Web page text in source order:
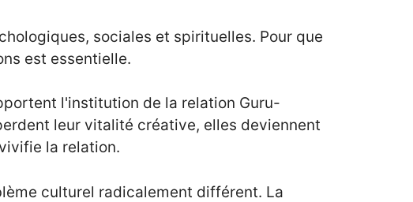
sociales et spirituelles. Pour que
est essentielle.
l'institution de la relation Guru-
leur vitalité créative, elles deviennent
la relation.
culturel radicalement différent. La